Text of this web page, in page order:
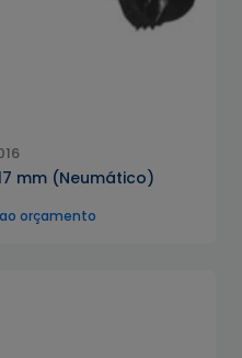
mm (Neumático)
orçamento